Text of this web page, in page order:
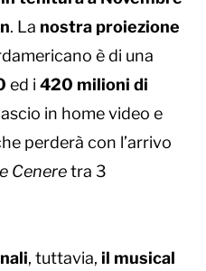
. La nostra proiezione
è di una
ed i 420 milioni di
in home video e
perderà con l’arrivo
Ceneretra 3
, tuttavia, il musical